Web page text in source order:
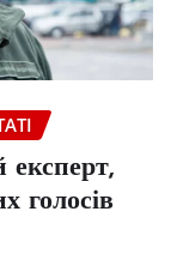
експерт,
голосів